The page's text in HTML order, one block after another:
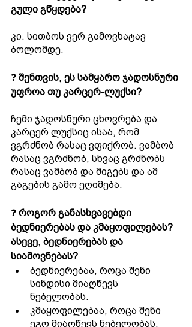
გული გწყდება?
კი. სითბოს ვერ გამოვხატავ
ბოლომდე.
❓ შენთვის, ეს სამყარო ჯადოსნური
უფროა თუ კარცერ-ლუქსი?
ჩემი ჯადოსნური ცხოვრება და
კარცერ ლუქსიც ისაა, რომ
ვგრძნობ რასაც ვფიქრობ. ვამბობ
რასაც ვგრძნობ, სხვაც გრძნობს
რასაც ვამბობ და მიგებს და ამ
გაგების გამო ეღიმება.
❓ როგორ განასხვავებდი
ბედნიერებას და კმაყოფილებას?
ასევე, ბედნიერებას და
სიამოვნებას?
ბედნიერებაა, როცა შენი
სინდისი მიაღწევს
ნებელობას.
კმაყოფილებაა, როცა შენი
ეგო მიაღწევს ნებელობას.